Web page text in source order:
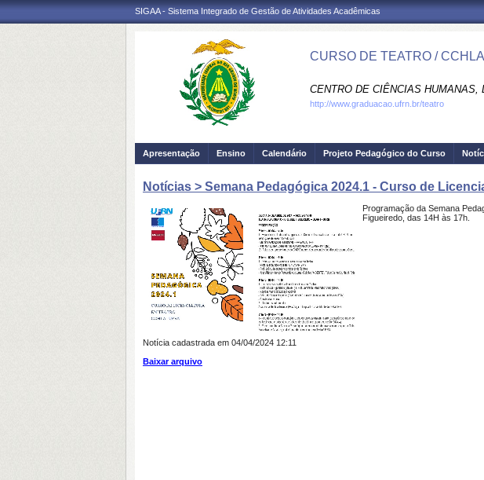
SIGAA - Sistema Integrado de Gestão de Atividades Acadêmicas
CURSO DE TEATRO / CCHLA
CENTRO DE CIÊNCIAS HUMANAS,
http://www.graduacao.ufrn.br/teatro
Apresentação Ensino Calendário Projeto Pedagógico do Curso
Notícias > Semana Pedagógica 2024.1 - Curso de
Programação da Semana
Figueiredo, das 14H às 17h.
Notícia cadastrada em 04/04/2024 12:11
Baixar arquivo